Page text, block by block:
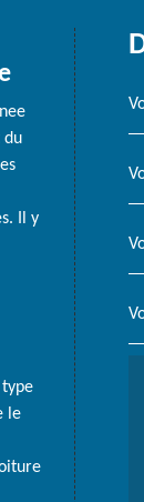
du
Il y
le